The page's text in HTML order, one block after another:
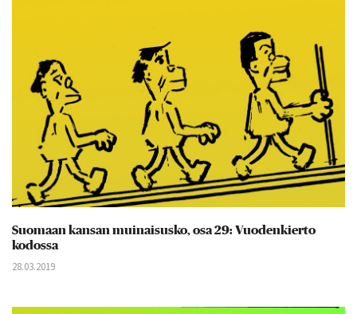
Suomaan kansan muinaisusko, osa 29: Vuodenkierto
kodossa
28.03.2019